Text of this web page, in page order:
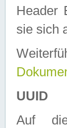
Header
sie sich
UUID
Auf